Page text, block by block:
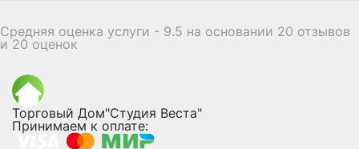
Средняя оценка услуги - 9.5 на основании 20 отзывов
и 20 оценок
Торговый Дом"Студия Веста"
Принимаем к оплате: